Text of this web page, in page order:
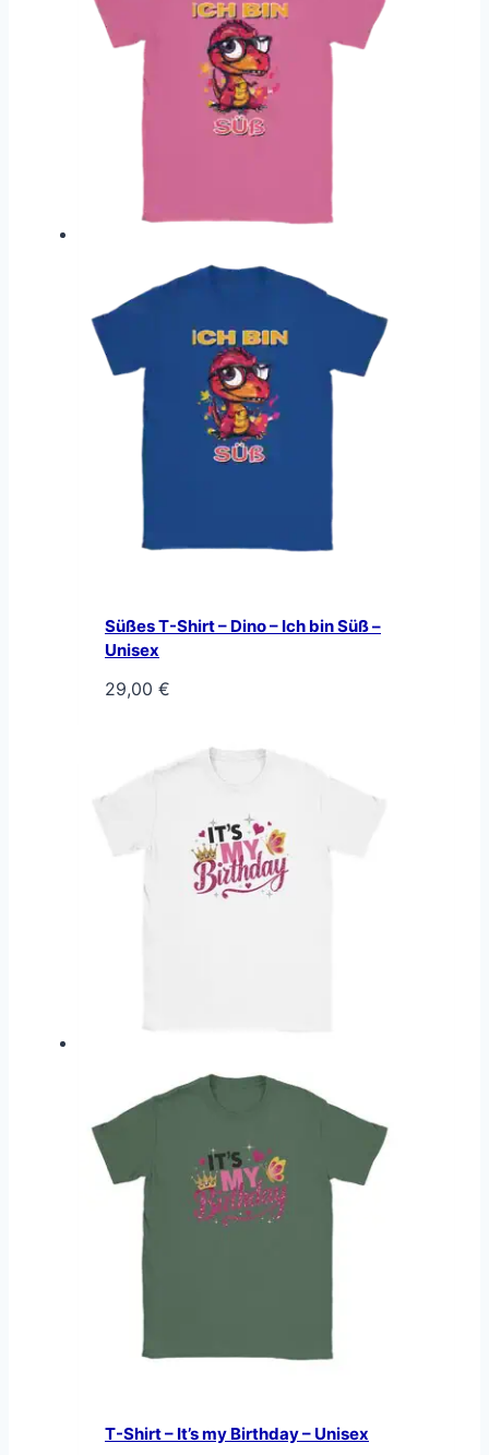
Süßes T-Shirt – Dino – Ich bin Süß –
Unisex
29,00 €
T-Shirt – It’s my Birthday – Unisex